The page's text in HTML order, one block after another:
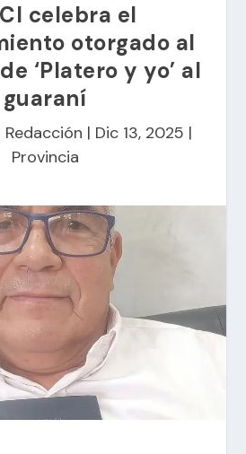
celebra el
otorgado al
‘Platero y yo’ al
guaraní
Redacción | Dic 13, 2025 |
Provincia